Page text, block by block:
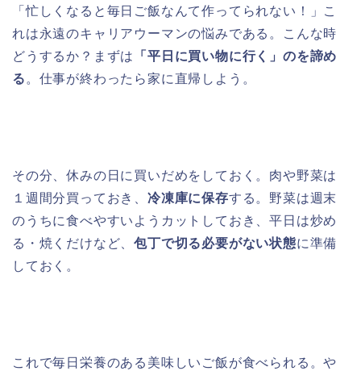
「忙しくなると毎日ご飯なんて作ってられない！」こ
れは永遠のキャリアウーマンの悩みである。こんな時
どうするか？まずは
「平日に買い物に行く」のを諦め
る 。仕事が終わったら家に直帰しよう。
その分、休みの日に買いだめをしておく。肉や野菜は
１週間分買っておき、 冷凍庫に保存する。野菜は週末
のうちに食べやすいようカットしておき、平日は炒め
る・焼くだけなど、包丁で切る必要がない状態に準備
しておく。
これで毎日栄養のある美味しいご飯が食べられる。や